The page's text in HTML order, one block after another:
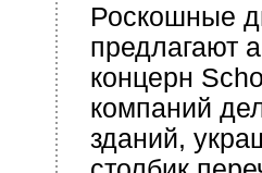
Роскошные
предлагают
концерн
компаний
зданий,